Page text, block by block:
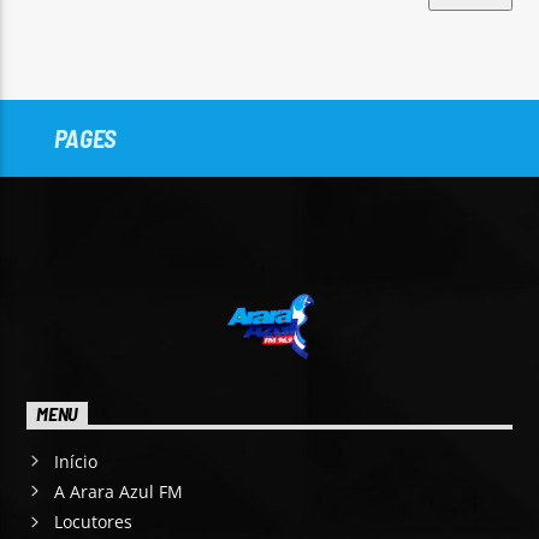
PAGES
MENU
Início
A Arara Azul FM
Locutores